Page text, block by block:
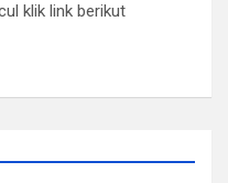
klik link berikut